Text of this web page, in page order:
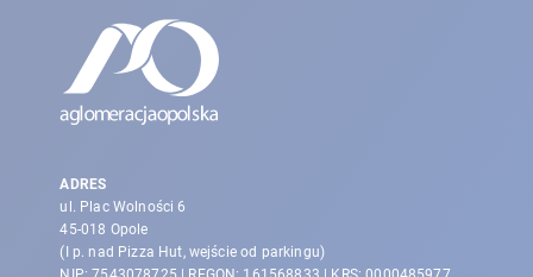
ADRES
ul. Plac Wolności 6
45-018 Opole
(I p. nad Pizza Hut, wejście od parkingu)